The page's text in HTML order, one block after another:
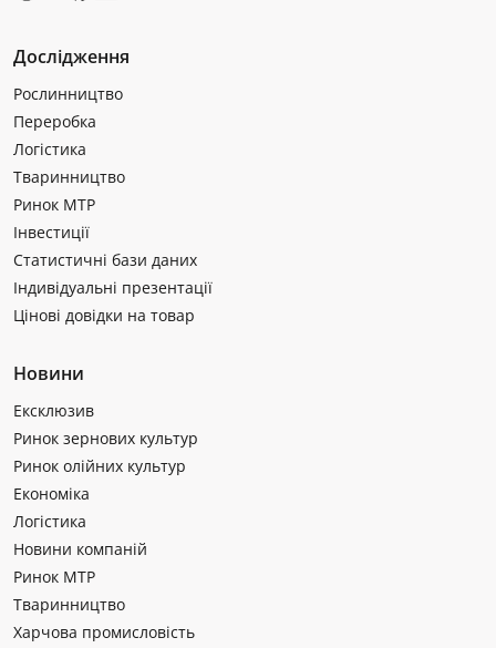
Дослідження
Рослинництво
Переробка
Логістика
Тваринництво
Ринок МТР
Інвестиції
Статистичні бази даних
Індивідуальні презентації
Цінові довідки на товар
Новини
Ексклюзив
Ринок зернових культур
Ринок олійних культур
Економіка
Логістика
Новини компаній
Ринок МТР
Тваринництво
Харчова промисловість